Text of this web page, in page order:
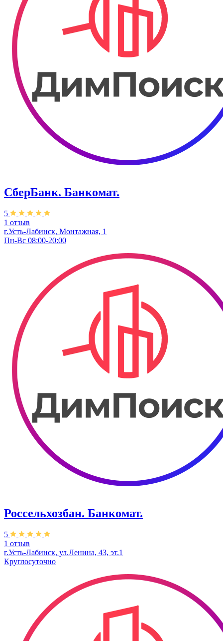
СберБанк. Банкомат.
5
1 отзыв
г.Усть-Лабинск, ​Монтажная, 1
Пн-Вс 08:00-20:00
Россельхозбан. Банкомат.
5
1 отзыв
г.Усть-Лабинск, ул.​Ленина, 43, эт.1
Круглосуточно